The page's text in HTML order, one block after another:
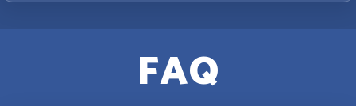
FAQ